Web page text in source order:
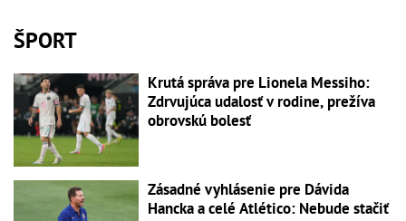
ŠPORT
Krutá správa pre Lionela Messiho:
Zdrvujúca udalosť v rodine, prežíva
obrovskú bolesť
Zásadné vyhlásenie pre Dávida
Hancka a celé Atlético: Nebude stačiť